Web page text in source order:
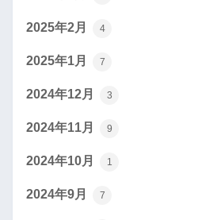
2025年2月 4
2025年1月 7
2024年12月 3
2024年11月 9
2024年10月 1
2024年9月 7